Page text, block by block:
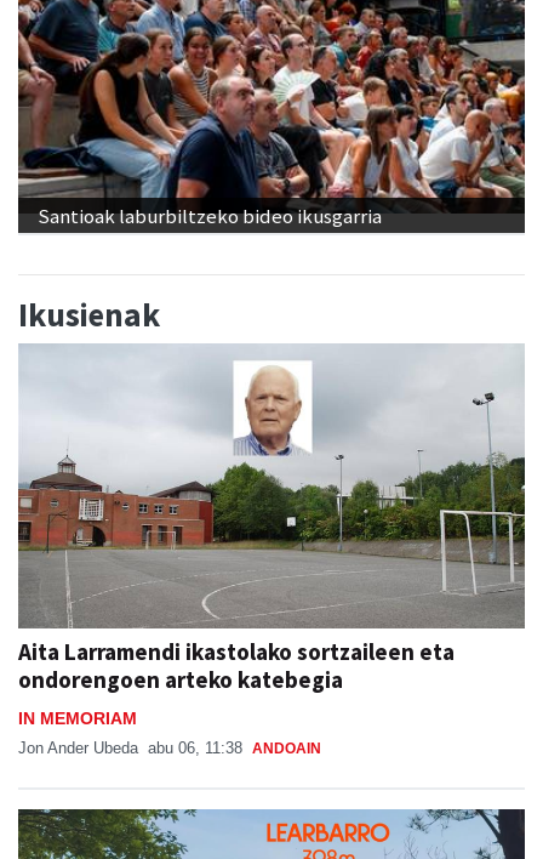
Santioak laburbiltzeko bideo ikusgarria
Ikusienak
Aita Larramendi ikastolako sortzaileen eta
ondorengoen arteko katebegia
IN MEMORIAM
Jon Ander Ubeda abu 06, 11:38 ANDOAIN